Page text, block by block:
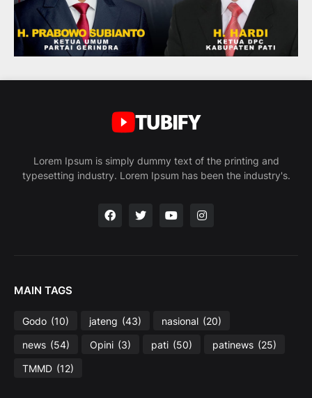
Lorem Ipsum is simply dummy text of the printing and
typesetting industry. Lorem Ipsum has been the industry's.
MAIN TAGS
Godo (10) jateng (43) nasional (20)
news (54) Opini (3) pati (50) patinews (25)
TMMD (12)